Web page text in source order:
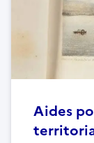
Aides